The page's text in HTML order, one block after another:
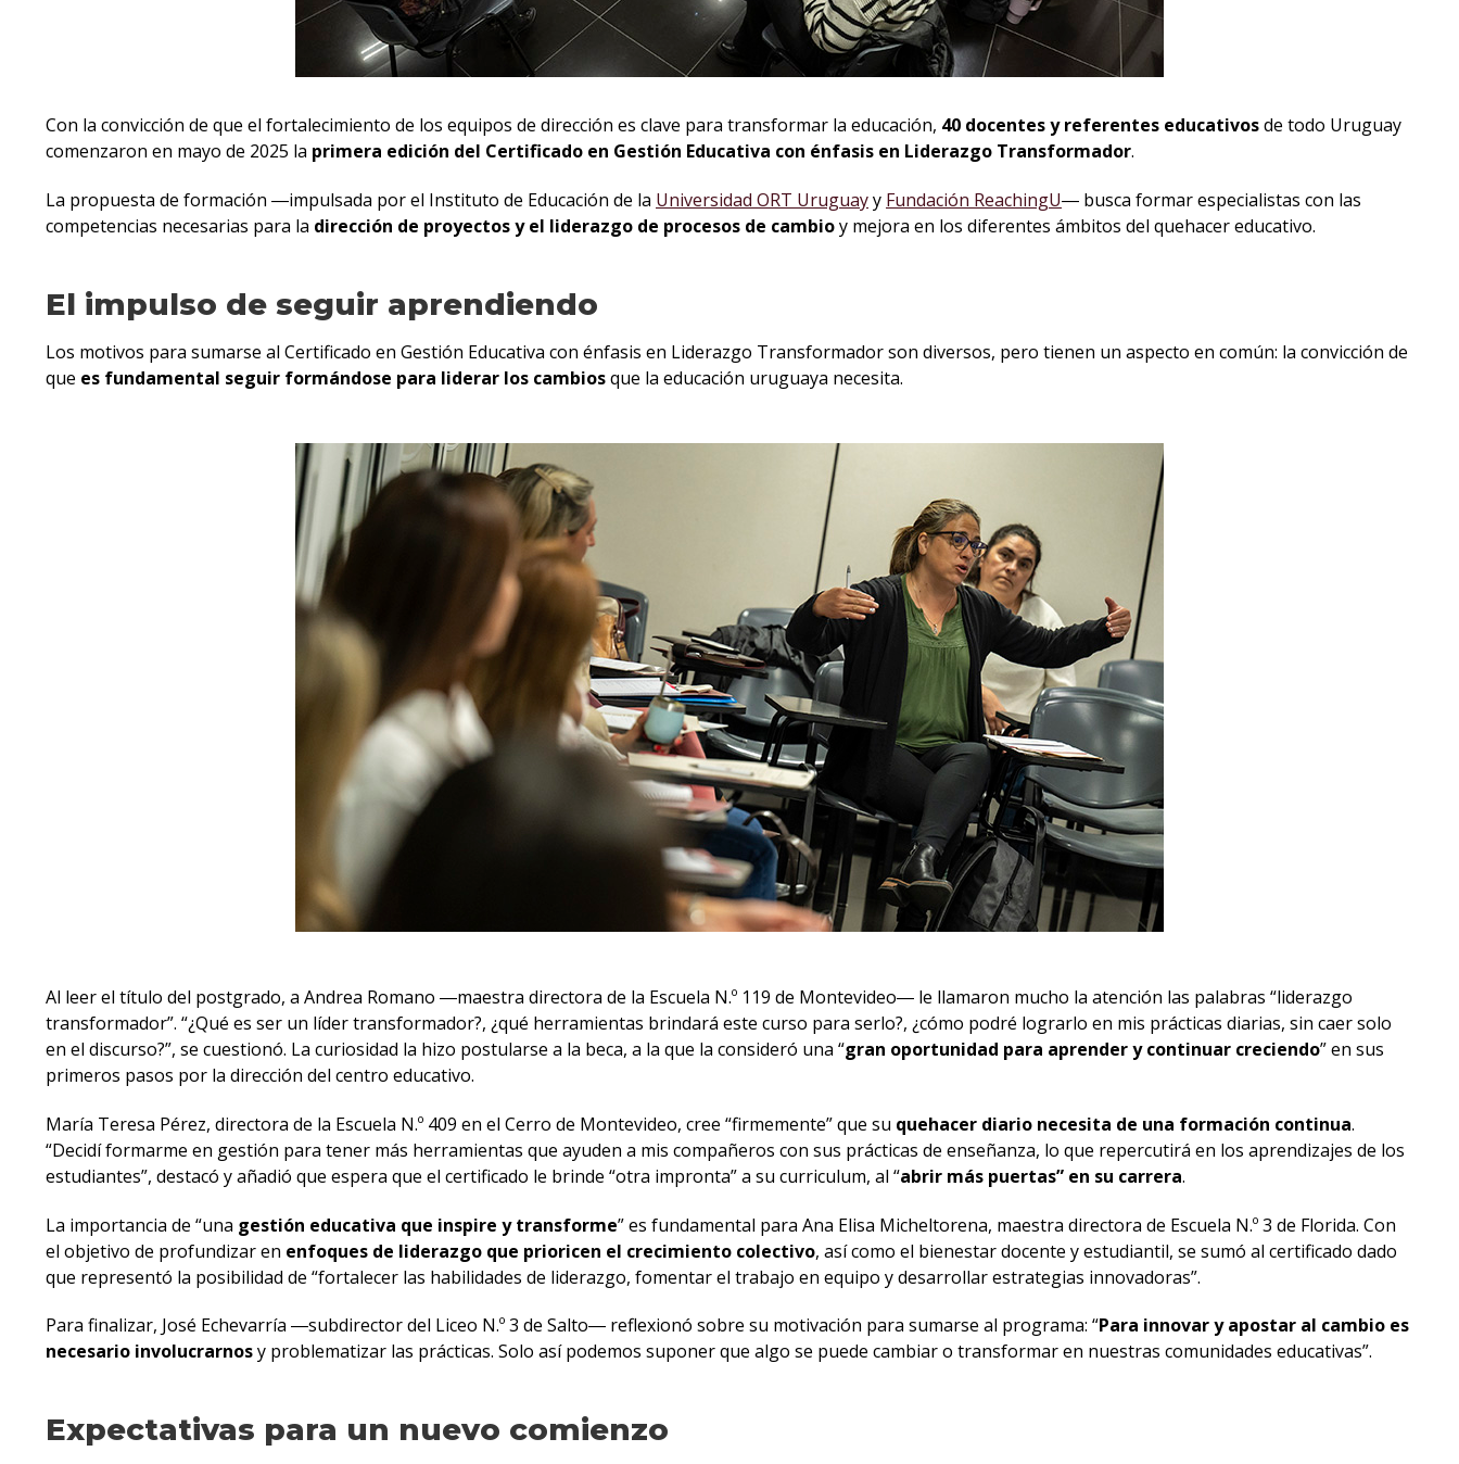
Con la convicción de que el fortalecimiento de los equipos de dirección es clave para transformar la educación, 40 docentes y referentes educativosde todo Uruguay
comenzaron en mayo de 2025 la primera edición del Certificado en Gestión Educativa con énfasis en Liderazgo Transformador.
La propuesta de formación ―impulsada por el Instituto de Educación de la Universidad ORT Uruguayy Fundación ReachingU― busca formar especialistas con las
competencias necesarias para la dirección de proyectos y el liderazgo de procesos de cambioy mejora en los diferentes ámbitos del quehacer educativo.
El impulso de seguir aprendiendo
Los motivos para sumarse al Certificado en Gestión Educativa con énfasis en Liderazgo Transformador son diversos, pero tienen un aspecto en común: la convicción de
que es fundamental seguir formándose para liderar los cambiosque la educación uruguaya necesita.
Al leer el título del postgrado, a Andrea Romano ―maestra directora de la Escuela N.º 119 de Montevideo― le llamaron mucho la atención las palabras “liderazgo
transformador”. “¿Qué es ser un líder transformador?, ¿qué herramientas brindará este curso para serlo?, ¿cómo podré lograrlo en mis prácticas diarias, sin caer solo
en el discurso?”, se cuestionó. La curiosidad la hizo postularse a la beca, a la que la consideró una “gran oportunidad para aprender y continuar creciendo” en sus
primeros pasos por la dirección del centro educativo.
María Teresa Pérez, directora de la Escuela N.º 409 en el Cerro de Montevideo, cree “firmemente” que su quehacer diario necesita de una formación continua.
“Decidí formarme en gestión para tener más herramientas que ayuden a mis compañeros con sus prácticas de enseñanza, lo que repercutirá en los aprendizajes de los
estudiantes”, destacó y añadió que espera que el certificado le brinde “otra impronta” a su curriculum, al “abrir más puertas” en su carrera.
La importancia de “una gestión educativa que inspire y transforme” es fundamental para Ana Elisa Micheltorena, maestra directora de Escuela N.º 3 de Florida. Con
el objetivo de profundizar en enfoques de liderazgo que prioricen el crecimiento colectivo, así como el bienestar docente y estudiantil, se sumó al certificado dado
que representó la posibilidad de “fortalecer las habilidades de liderazgo, fomentar el trabajo en equipo y desarrollar estrategias innovadoras”.
Para finalizar, José Echevarría ―subdirector del Liceo N.º 3 de Salto― reflexionó sobre su motivación para sumarse al programa: “Para innovar y apostar al cambio es
necesario involucrarnosy problematizar las prácticas. Solo así podemos suponer que algo se puede cambiar o transformar en nuestras comunidades educativas”.
Expectativas para un nuevo comienzo